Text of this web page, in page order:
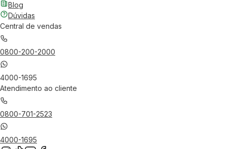
Blog
Dúvidas
Central de vendas
0800-200-2000
4000-1695
Atendimento ao cliente
0800-701-2523
4000-1695